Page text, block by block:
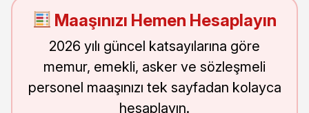
Maaşınızı Hemen Hesaplayın
2026 yılı güncel katsayılarına göre
memur, emekli, asker ve sözleşmeli
personel maaşınızı tek sayfadan kolayca
hesaplayın.